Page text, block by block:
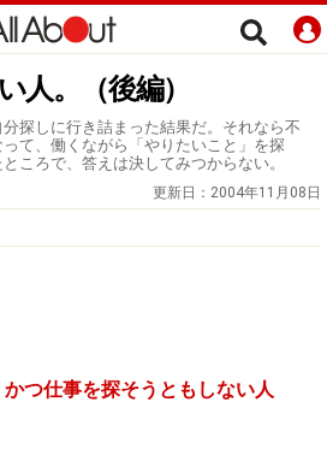
人。（後編）
探しに行き詰まった結果だ。それなら不
て、働くながら「やりたいこと」を探
ころで、答えは決してみつからない。
更新日： 2004年11月08日
つ仕事を探そうともしない人